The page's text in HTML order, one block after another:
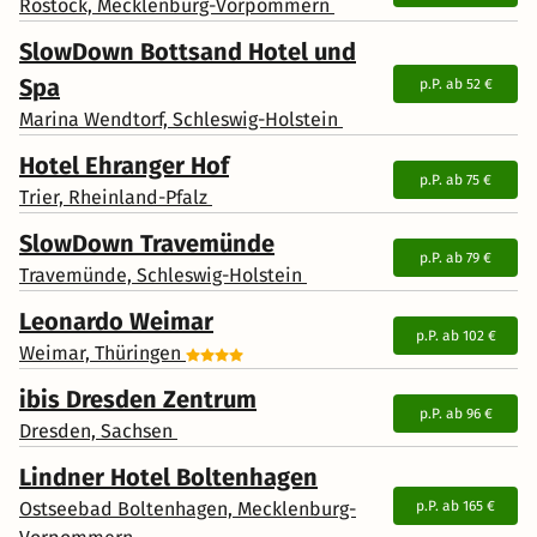
Rostock, Mecklenburg-Vorpommern
SlowDown Bottsand Hotel und
Spa
Marina Wendtorf, Schleswig-Holstein
p.P. ab 52 €
Hotel Ehranger Hof
Trier, Rheinland-Pfalz
p.P. ab 75 €
SlowDown Travemünde
Travemünde, Schleswig-Holstein
p.P. ab 79 €
Leonardo Weimar
Weimar, Thüringen
p.P. ab 102 €
ibis Dresden Zentrum
Dresden, Sachsen
p.P. ab 96 €
Lindner Hotel Boltenhagen
Ostseebad Boltenhagen, Mecklenburg-
p.P. ab 165 €